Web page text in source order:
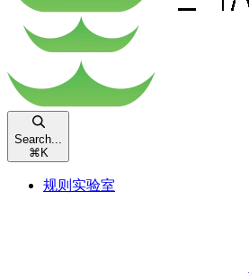
Search...
⌘ K
规则实验室